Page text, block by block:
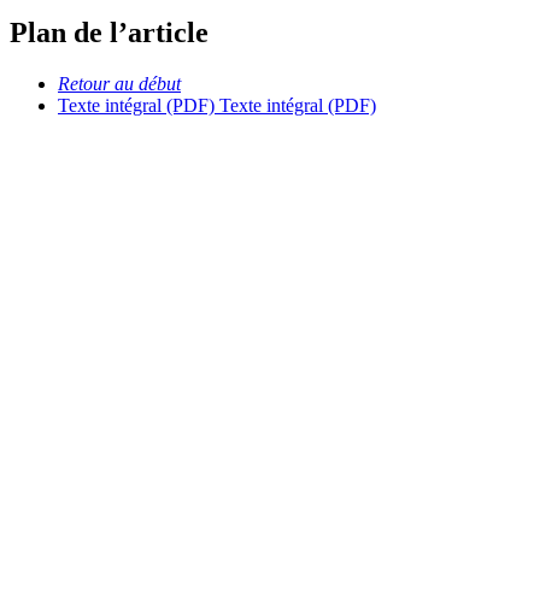
Plan de l’article
Retour au début
Texte intégral (PDF) Texte intégral (PDF)